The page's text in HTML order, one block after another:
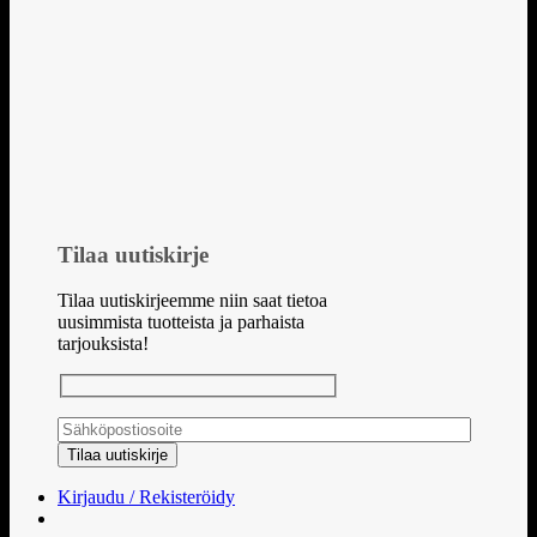
Tilaa uutiskirje
Tilaa uutiskirjeemme niin saat tietoa
uusimmista tuotteista ja parhaista
tarjouksista!
Kirjaudu / Rekisteröidy